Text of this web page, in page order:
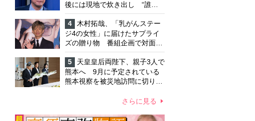
後には現地で炊き出し “誰に
も知られなくて良い”と、むし
ろ強まる福祉活動への思い
4
木村拓哉、「乳がんステー
ジ4の女性」に届けたサプライ
ズの贈り物 番組企画で対面し
たファンが、夢と希望を与える
心遣いに「うれしくて号泣しま
した」
5
天皇皇后両陛下、親子3人で
熊本へ 9月に予定されている
熊本視察を被災地訪問に切り替
夫妻から受け継ぐ“国民への寄
さらに見る